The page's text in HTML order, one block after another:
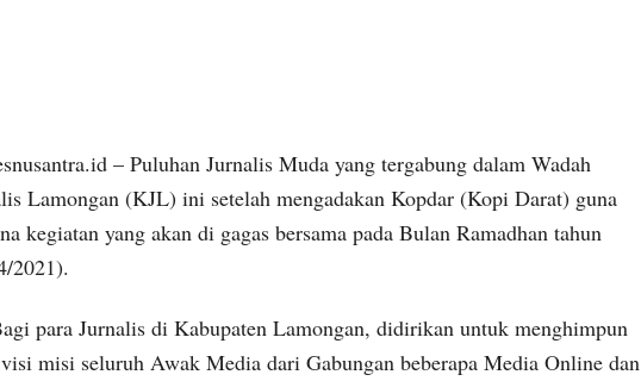
– Puluhan Jurnalis Muda yang tergabung dalam Wadah
Lamongan (KJL) ini setelah mengadakan Kopdar (Kopi Darat) guna
kegiatan yang akan di gagas bersama pada Bulan Ramadhan tahun
2021).
para Jurnalis di Kabupaten Lamongan, didirikan untuk menghimpun
misi seluruh Awak Media dari Gabungan beberapa Media Online dan